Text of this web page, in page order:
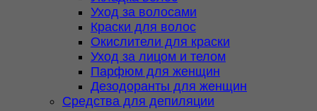
Уход за волосами
Краски для волос
Окислители для краски
Уход за лицом и телом
Парфюм для женщин
Дезодоранты для женщин
Средства для депиляции